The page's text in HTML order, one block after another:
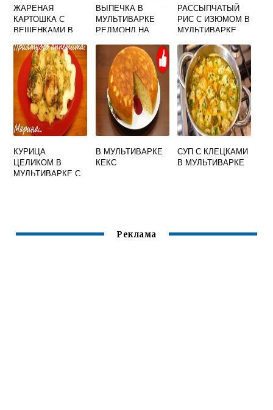
ЖАРЕНАЯ
КАРТОШКА С
ВЕШЕНКАМИ В
ВЫПЕЧКА В
МУЛЬТИВАРКЕ
РЕДМОНД НА
РАССЫПЧАТЫЙ
РИС С ИЗЮМОМ В
МУЛЬТИВАРКЕ
КУРИЦА
ЦЕЛИКОМ В
МУЛЬТИВАРКЕ С
В МУЛЬТИВАРКЕ
КЕКС
СУП С КЛЕЦКАМИ
В МУЛЬТИВАРКЕ
Реклама